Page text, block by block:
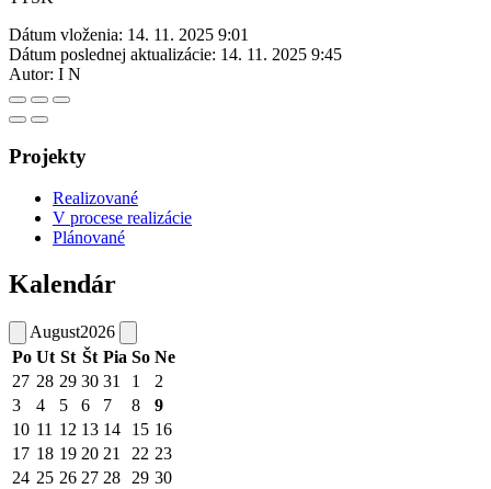
Dátum vloženia: 14. 11. 2025 9:01
Dátum poslednej aktualizácie: 14. 11. 2025 9:45
Autor: I N
Projekty
Realizované
V procese realizácie
Plánované
Kalendár
August2026
Po Ut St Št Pia So Ne
27 28 29 30 31 1
2
3
4 5 6 7 8
9
10 11 12 13 14 15 16
17 18 19 20 21 22 23
24 25 26 27 28 29 30